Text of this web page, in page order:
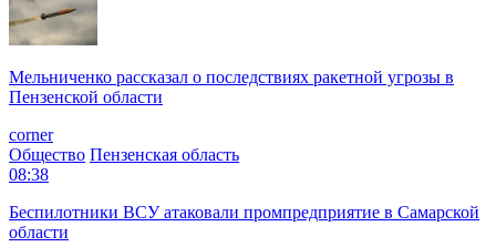
Мельниченко рассказал о последствиях ракетной угрозы в
Пензенской области
corner
Общество Пензенская область
08:38
Беспилотники ВСУ атаковали промпредприятие в Самарской
области